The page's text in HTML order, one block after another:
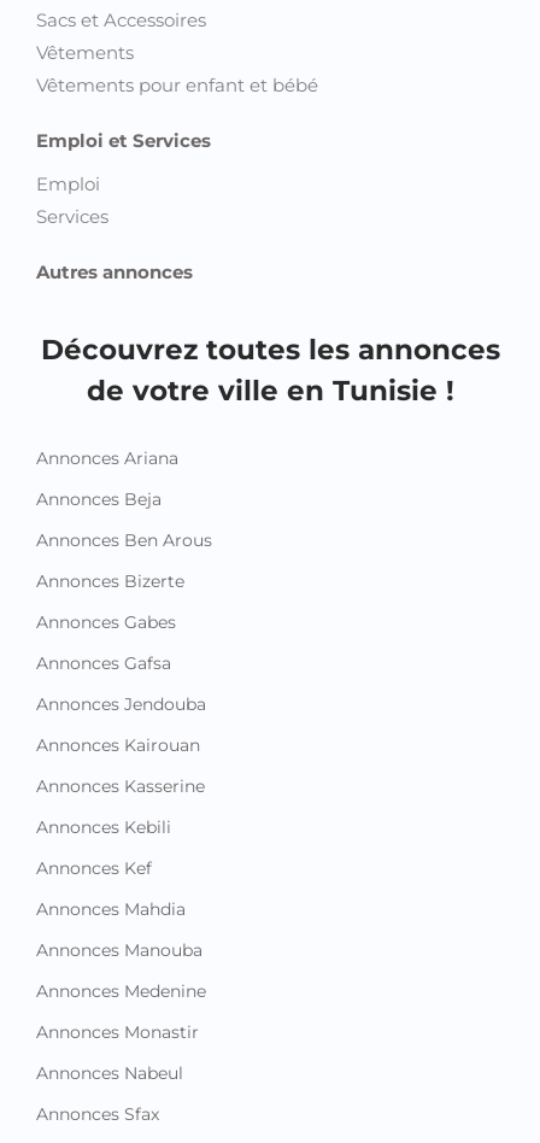
Sacs et Accessoires
Vêtements
Vêtements pour enfant et bébé
Emploi et Services
Emploi
Services
Autres annonces
Découvrez toutes les annonces
de votre ville en Tunisie !
Annonces Ariana
Annonces Beja
Annonces Ben Arous
Annonces Bizerte
Annonces Gabes
Annonces Gafsa
Annonces Jendouba
Annonces Kairouan
Annonces Kasserine
Annonces Kebili
Annonces Kef
Annonces Mahdia
Annonces Manouba
Annonces Medenine
Annonces Monastir
Annonces Nabeul
Annonces Sfax